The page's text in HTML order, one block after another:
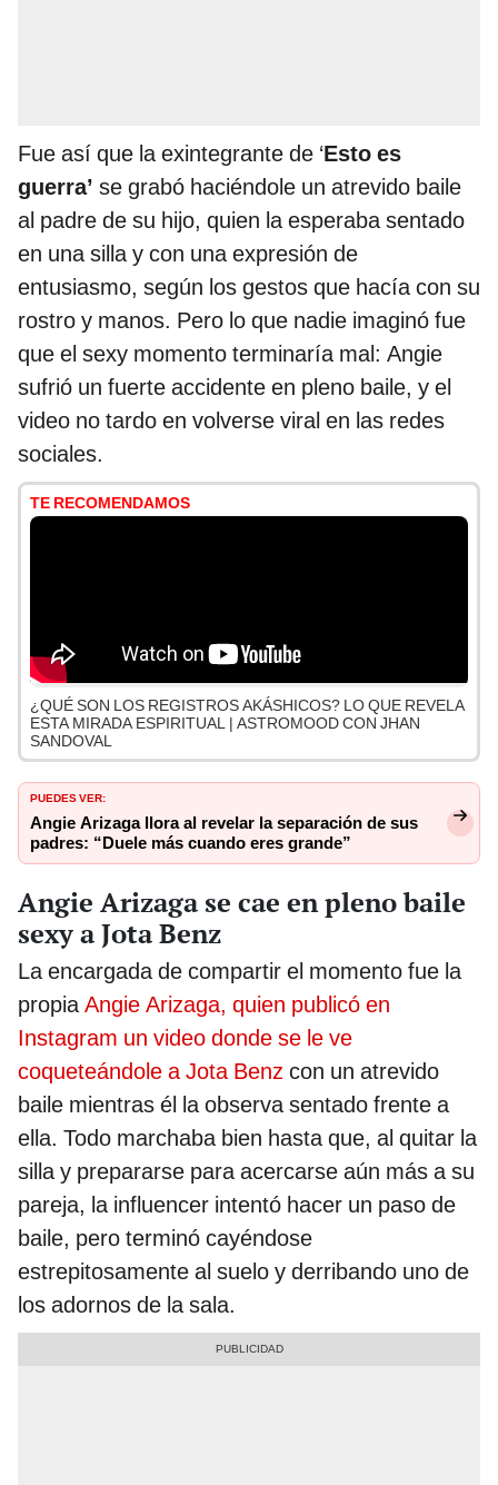
Fue así que la exintegrante de ‘Esto es
guerra’ se grabó haciéndole un atrevido baile
al padre de su hijo, quien la esperaba sentado
en una silla y con una expresión de
entusiasmo, según los gestos que hacía con su
rostro y manos. Pero lo que nadie imaginó fue
que el sexy momento terminaría mal: Angie
sufrió un fuerte accidente en pleno baile, y el
video no tardo en volverse viral en las redes
sociales.
TE RECOMENDAMOS
¿QUÉ SON LOS REGISTROS AKÁSHICOS? LO QUE REVELA
ESTA MIRADA ESPIRITUAL | ASTROMOOD CON JHAN
SANDOVAL
PUEDES VER:
Angie Arizaga llora al revelar la separación de sus
padres: “Duele más cuando eres grande”
Angie Arizaga se cae en pleno baile
sexy a Jota Benz
La encargada de compartir el momento fue la
propiaAngie Arizaga, quien publicó en
Instagram un video donde se le ve
coqueteándole a Jota Benz con un atrevido
baile mientras él la observa sentado frente a
ella. Todo marchaba bien hasta que, al quitar la
silla y prepararse para acercarse aún más a su
pareja, la influencer intentó hacer un paso de
baile, pero terminó cayéndose
estrepitosamente al suelo y derribando uno de
los adornos de la sala.